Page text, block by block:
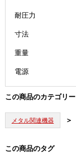
耐圧力
寸法
重量
電源
この商品のカテゴリー
メタル関連機器
この商品のタグ